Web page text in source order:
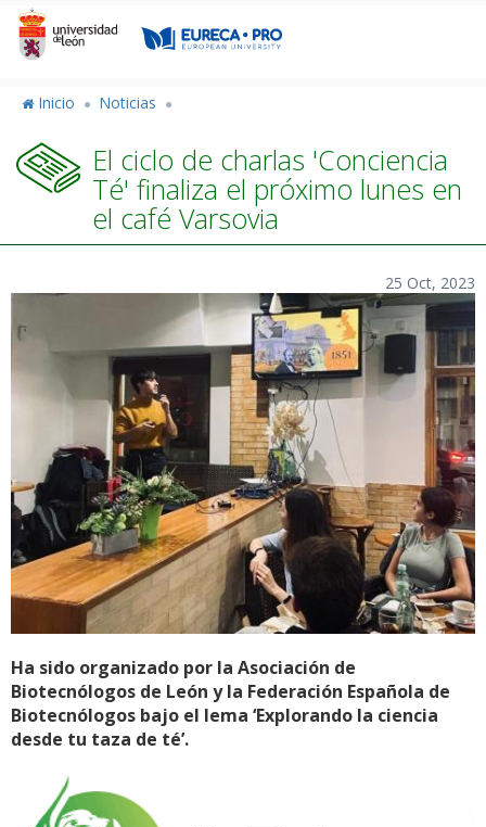
Pasar
contenido
Inicio
Noticias
El ciclo de charlas 'Conciencia
Té' finaliza el próximo lunes en
el café Varsovia
25 Oct, 2023
Ha sido organizado por la Asociación de
Biotecnólogos de León y la Federación Española de
Biotecnólogos bajo el lema ‘Explorando la ciencia
desde tu taza de té’.